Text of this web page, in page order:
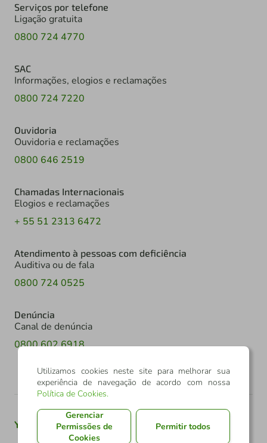
Serviços por telefone
Ligação gratuita
0800 724 4770
SAC
Informações, elogios e reclamações
0800 724 7220
Ouvidoria
Ouvidoria e reclamações
0800 646 2519
Chamadas Internacionais
Elogios e reclamações
+ 55 51 2313 6472
Atendimento à pessoas com deficiência
Auditiva ou de fala
0800 724 0525
Denúncia
Canal de denúncia
0800 602 6918
Youtube Twitter Linkedin Instagram
Utilizamos cookies neste site para melhorar sua
experiência de navegação de acordo com nossa
Política de Cookies.
Gerenciar
Permissões de
Cookies
Permitir todos